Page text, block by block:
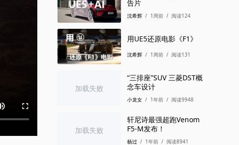
告片
沈希辉 / 1周前 / 阅读124
用UE5还原电影《F1》
沈希辉 / 1周前 / 阅读131
加载失败
“三排座”SUV 三菱DST概
念车设计
小龙女 / 1年前 / 阅读9948
加载失败
轩尼诗最强超跑Venom
F5-M发布！
杨过 / 1年前 / 阅读8941